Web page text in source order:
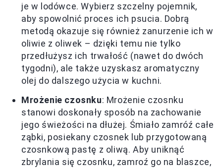
je w lodówce. Wybierz szczelny pojemnik,
aby spowolnić proces ich psucia. Dobrą
metodą okazuje się również zanurzenie ich w
oliwie z oliwek – dzięki temu nie tylko
przedłużysz ich trwałość (nawet do dwóch
tygodni), ale także uzyskasz aromatyczny
olej do dalszego użycia w kuchni.
Mrożenie czosnku: Mrożenie czosnku
stanowi doskonały sposób na zachowanie
jego świeżości na dłużej. Śmiało zamróź całe
ząbki, posiekany czosnek lub przygotowaną
czosnkową pastę z oliwą. Aby uniknąć
zbrylania się czosnku, zamroź go na blaszce,